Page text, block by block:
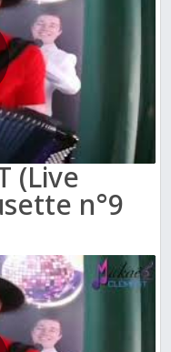
(Live
n°9